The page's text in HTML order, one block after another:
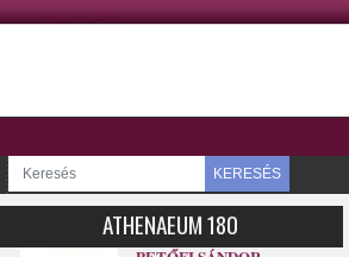
KERESÉS
ATHENAEUM 180